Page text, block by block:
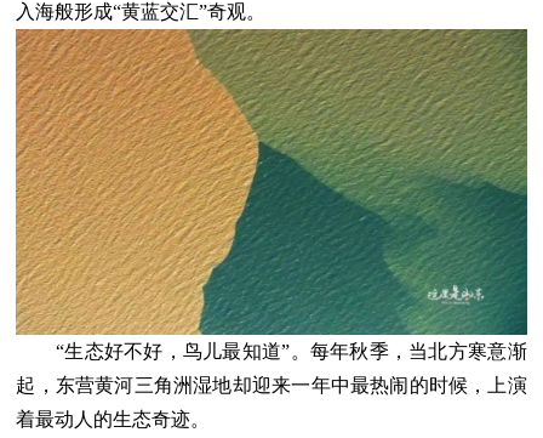
入海般形成“黄蓝交汇”奇观。
“生态好不好，鸟儿最知道”。每年秋季，当北方寒意渐
起，东营黄河三角洲湿地却迎来一年中最热闹的时候，上演
着最动人的生态奇迹。